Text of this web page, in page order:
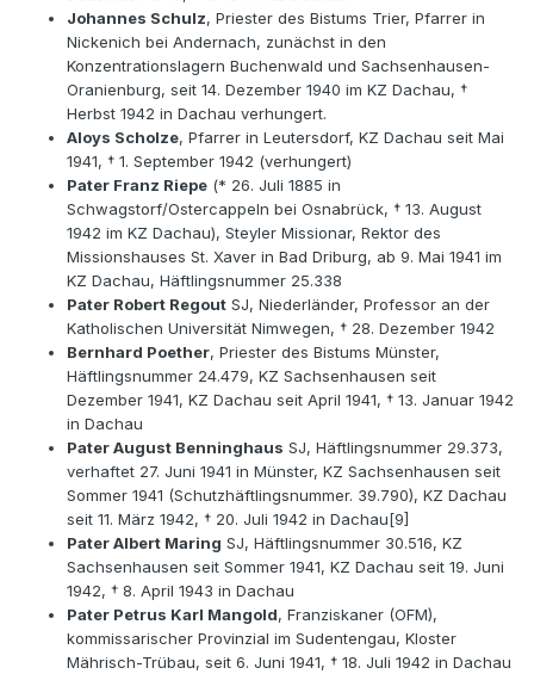
Johannes Schulz, Priester des Bistums Trier, Pfarrer in
Nickenich bei Andernach, zunächst in den
Konzentrationslagern Buchenwald und Sachsenhausen-
Oranienburg, seit 14. Dezember 1940 im KZ Dachau, †
Herbst 1942 in Dachau verhungert.
Aloys Scholze, Pfarrer in Leutersdorf, KZ Dachau seit Mai
1941, † 1. September 1942 (verhungert)
Pater Franz Riepe (* 26. Juli 1885 in
Schwagstorf/Ostercappeln bei Osnabrück, † 13. August
1942 im KZ Dachau), Steyler Missionar, Rektor des
Missionshauses St. Xaver in Bad Driburg, ab 9. Mai 1941 im
KZ Dachau, Häftlingsnummer 25.338
Pater Robert Regout SJ, Niederländer, Professor an der
Katholischen Universität Nimwegen, † 28. Dezember 1942
Bernhard Poether, Priester des Bistums Münster,
Häftlingsnummer 24.479, KZ Sachsenhausen seit
Dezember 1941, KZ Dachau seit April 1941, † 13. Januar 1942
in Dachau
Pater August Benninghaus SJ, Häftlingsnummer 29.373,
verhaftet 27. Juni 1941 in Münster, KZ Sachsenhausen seit
Sommer 1941 (Schutzhäftlingsnummer. 39.790), KZ Dachau
seit 11. März 1942, † 20. Juli 1942 in Dachau[9]
Pater Albert Maring SJ, Häftlingsnummer 30.516, KZ
Sachsenhausen seit Sommer 1941, KZ Dachau seit 19. Juni
1942, † 8. April 1943 in Dachau
Pater Petrus Karl Mangold, Franziskaner (OFM),
kommissarischer Provinzial im Sudentengau, Kloster
Mährisch-Trübau, seit 6. Juni 1941, † 18. Juli 1942 in Dachau